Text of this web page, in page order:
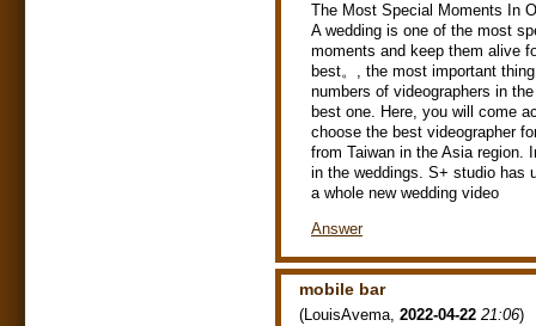
The Most Special Moments In
A wedding is one of the most
moments and keep them alive
best。, the most important
numbers of videographers in
best one. Here, you will come
choose the best videographer
from Taiwan in the Asia region.
in the weddings. S+ studio has
a whole new wedding video
Answer
mobile bar
(LouisAvema, 2022-04-22 21:06)